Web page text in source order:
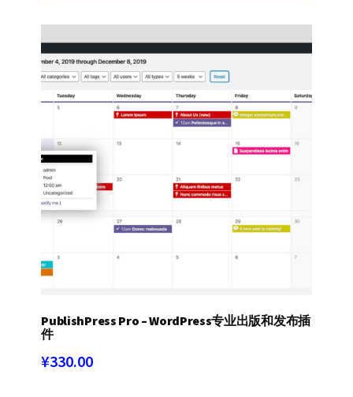
PublishPress Pro – WordPress专业出版和发布插
件
¥330.00